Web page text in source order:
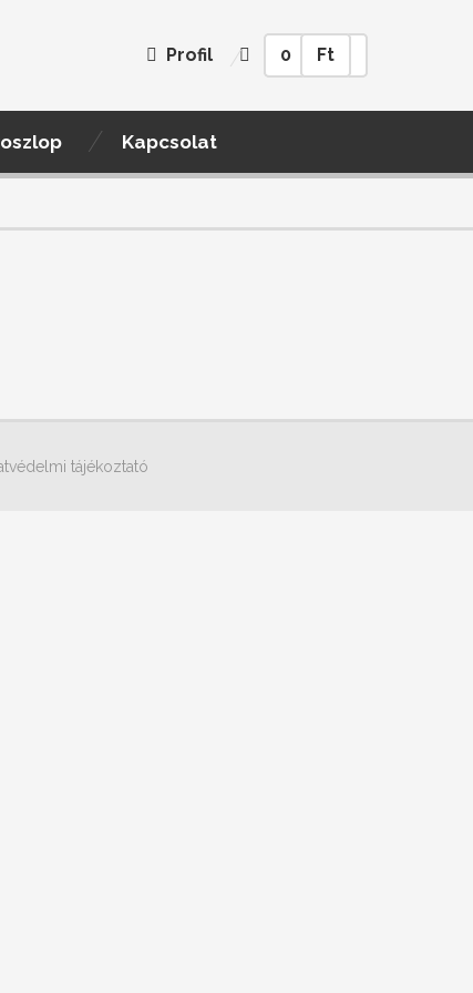
Profil 0 Ft
Kapcsolat
tájékoztató